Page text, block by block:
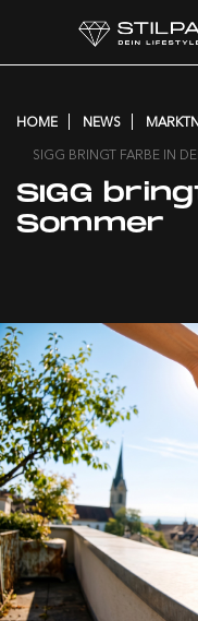
HOME NEWS
SIGG BRINGT FARBE IN
SIGG
Sommer